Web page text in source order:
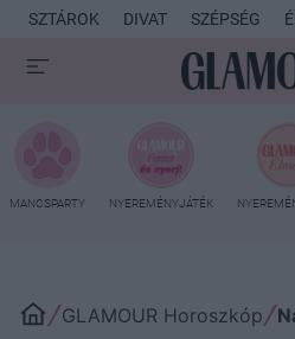
SZTÁROK DIVAT SZÉPSÉG
MANCSPARTY NYEREMÉNYJÁTÉK
GLAMOUR Horoszkóp